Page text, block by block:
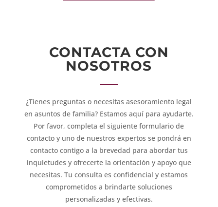
CONTACTA CON
NOSOTROS
¿Tienes preguntas o necesitas asesoramiento legal
en asuntos de familia? Estamos aquí para ayudarte.
Por favor, completa el siguiente formulario de
contacto y uno de nuestros expertos se pondrá en
contacto contigo a la brevedad para abordar tus
inquietudes y ofrecerte la orientación y apoyo que
necesitas. Tu consulta es confidencial y estamos
comprometidos a brindarte soluciones
personalizadas y efectivas.